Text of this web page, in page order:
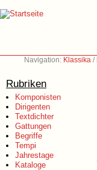
Navigation: Klassika /
Rubriken
Komponisten
Dirigenten
Textdichter
Gattungen
Begriffe
Tempi
Jahrestage
Kataloge